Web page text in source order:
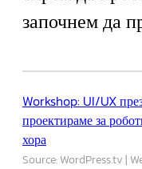
започнем да
Workshop: UI/UX
проектираме за
хора
Source: WordPress.tv